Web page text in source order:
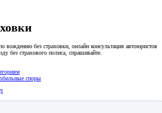
вождению без страховки, онлайн консультация автоюристов
без страхового полиса, спрашивайте.
споры